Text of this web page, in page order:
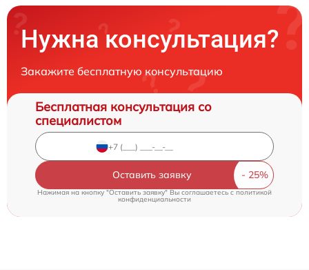
Нужна консультация?
Закажите бесплатную консультацию
Бесплатная консультация со
специалистом
Оставить заявку
Нажимая на кнопку "Оставить заявку" Вы соглашаетесь cполитикой
конфиденциальности